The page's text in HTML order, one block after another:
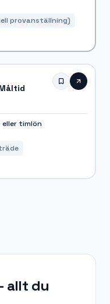
provanställning)
timlön
allt du